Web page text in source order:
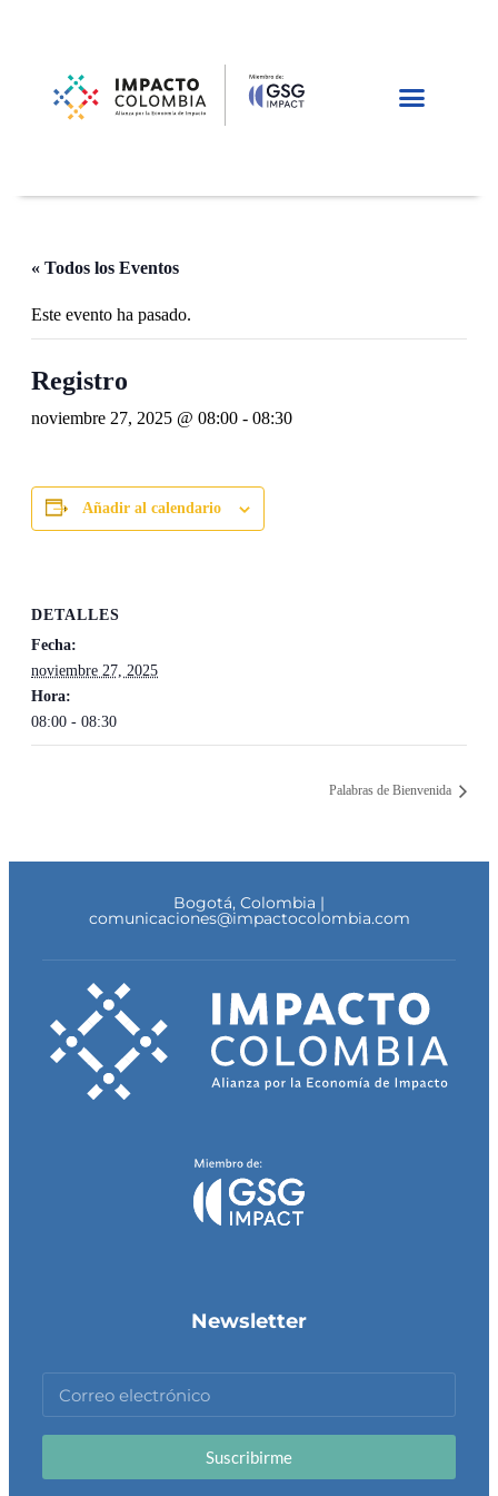
« Todos los Eventos
Este evento ha pasado.
Registro
noviembre 27, 2025 @ 08:00 - 08:30
Añadir al calendario
DETALLES
Fecha:
noviembre 27, 2025
Hora:
08:00 - 08:30
Palabras de Bienvenida
Bogotá, Colombia |
comunicaciones@impactocolombia.com
Newsletter
Suscribirme